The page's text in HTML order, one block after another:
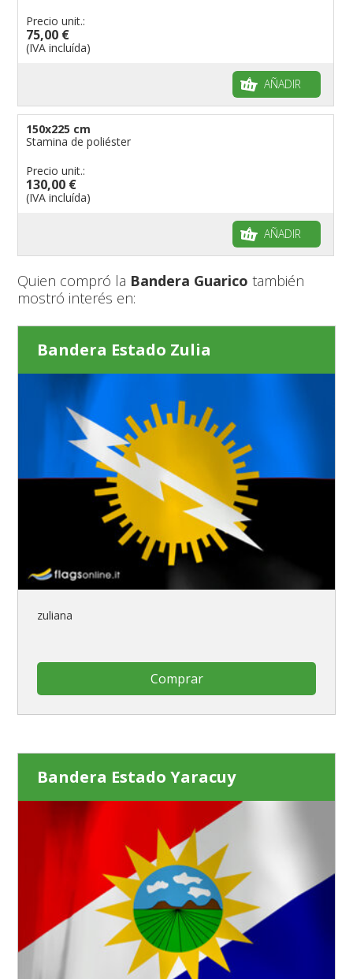
Precio unit.:
75,00 €
(IVA incluída)
AÑADIR
150x225 cm
Stamina de poliéster
Precio unit.:
130,00 €
(IVA incluída)
AÑADIR
Quien compró la Bandera Guarico también
mostró interés en:
Bandera Estado Zulia
zuliana
Comprar
Bandera Estado Yaracuy